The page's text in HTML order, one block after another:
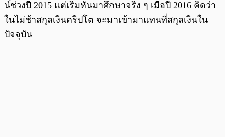
น์ช่วงปี 2015 แต่เริ่มหันมาศึกษาจริง ๆ เมื่อปี 2016 คิดว่า
ในไม่ช้าสกุลเงินคริปโต จะมาเข้ามาแทนที่สกุลเงินใน
ปัจจุบัน